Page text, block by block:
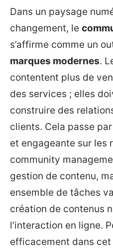
Dans un paysage
changement, le
s’affirme comme un
marques modernes.
contentent plus de
des services ; elles
construire des
clients. Cela passe
et engageante sur les
community
gestion de contenu,
ensemble de tâches
création de contenus
l’interaction en ligne.
efficacement dans